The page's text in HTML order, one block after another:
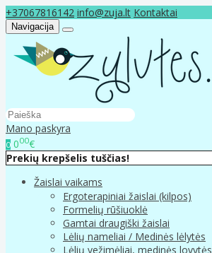
+37067816142 info@zuja.lt Kontaktai
Navigacija
Mano paskyra
0 000€
Prekių krepšelis tuščias!
Žaislai vaikams
Ergoterapiniai žaislai (kilpos)
Formelių rūšiuoklė
Gamtai draugiški žaislai
Lėlių nameliai / Medinės lėlytės
Lėlių vežimėliai, medinės lovytės